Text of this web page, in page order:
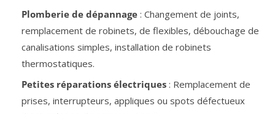
Plomberie de dépannage: Changement de joints,
remplacement de robinets, de flexibles, débouchage de
canalisations simples, installation de robinets
thermostatiques.
Petites réparations électriques: Remplacement de
prises, interrupteurs, appliques ou spots défectueux